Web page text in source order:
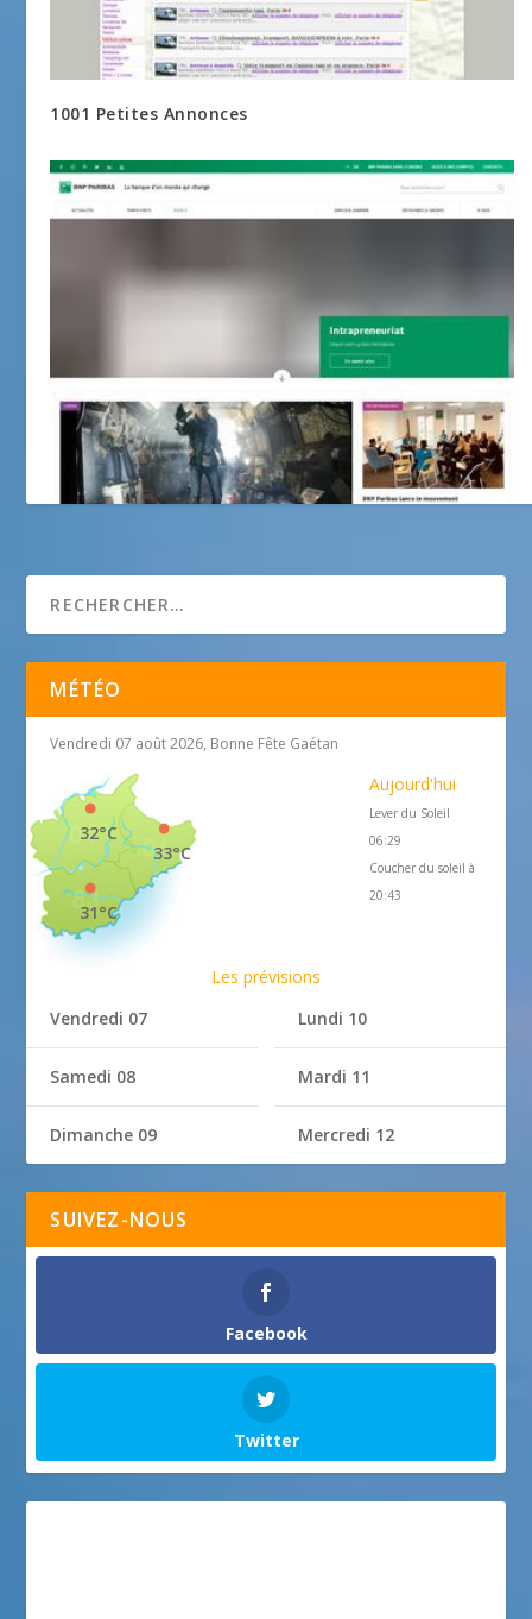
1001 Petites Annonces
MÉTÉO
Vendredi 07 août 2026, Bonne Fête Gaétan
33°C
32°C
31°C
Aujourd'hui
Lever du Soleil
06:29
Coucher du soleil à
20:43
Les prévisions
Vendredi 07
Samedi 08
Dimanche 09
Lundi 10
Mardi 11
Mercredi 12
SUIVEZ-NOUS
Facebook
Twitter